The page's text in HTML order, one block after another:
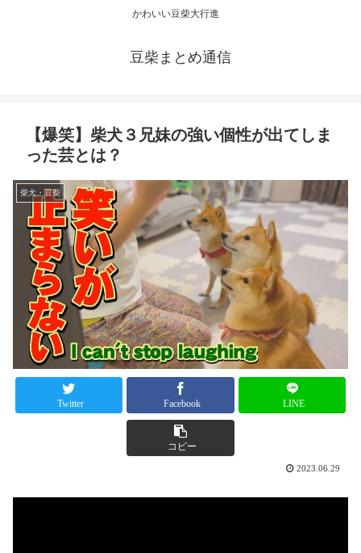
かわいい豆柴大行進
豆柴まとめ通信
【爆笑】柴犬３兄妹の強い個性が出てしま
った芸とは？
柴犬・豆柴
Twitter Facebook LINE
コピー
2023.06.29